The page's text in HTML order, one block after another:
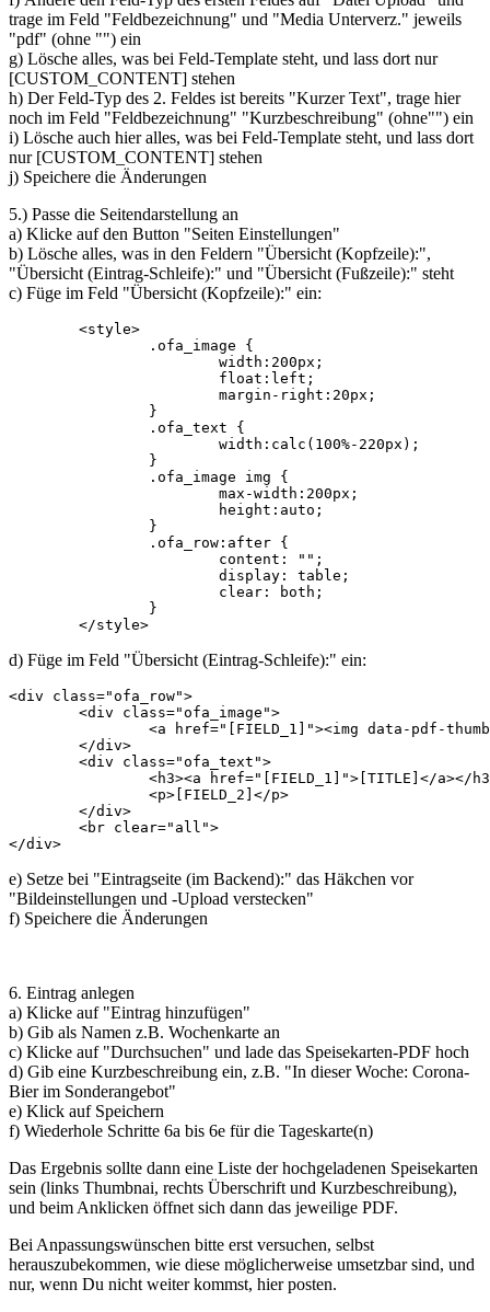
trage im Feld "Feldbezeichnung" und "Media Unterverz." jeweils
"pdf" (ohne "") ein
g) Lösche alles, was bei Feld-Template steht, und lass dort nur
[CUSTOM_CONTENT] stehen
h) Der Feld-Typ des 2. Feldes ist bereits "Kurzer Text", trage hier
noch im Feld "Feldbezeichnung" "Kurzbeschreibung" (ohne"") ein
i) Lösche auch hier alles, was bei Feld-Template steht, und lass dort
nur [CUSTOM_CONTENT] stehen
j) Speichere die Änderungen
5.) Passe die Seitendarstellung an
a) Klicke auf den Button "Seiten Einstellungen"
b) Lösche alles, was in den Feldern "Übersicht (Kopfzeile):",
"Übersicht (Eintrag-Schleife):" und "Übersicht (Fußzeile):" steht
c) Füge im Feld "Übersicht (Kopfzeile):" ein:
	</style>
d) Füge im Feld "Übersicht (Eintrag-Schleife):" ein:
<div class="ofa_row">
</div>
e) Setze bei "Eintragseite (im Backend):" das Häkchen vor
"Bildeinstellungen und -Upload verstecken"
f) Speichere die Änderungen
6. Eintrag anlegen
a) Klicke auf "Eintrag hinzufügen"
b) Gib als Namen z.B. Wochenkarte an
c) Klicke auf "Durchsuchen" und lade das Speisekarten-PDF hoch
d) Gib eine Kurzbeschreibung ein, z.B. "In dieser Woche: Corona-
Bier im Sonderangebot"
e) Klick auf Speichern
f) Wiederhole Schritte 6a bis 6e für die Tageskarte(n)
Das Ergebnis sollte dann eine Liste der hochgeladenen Speisekarten
sein (links Thumbnai, rechts Überschrift und Kurzbeschreibung),
und beim Anklicken öffnet sich dann das jeweilige PDF.
Bei Anpassungswünschen bitte erst versuchen, selbst
herauszubekommen, wie diese möglicherweise umsetzbar sind, und
nur, wenn Du nicht weiter kommst, hier posten.